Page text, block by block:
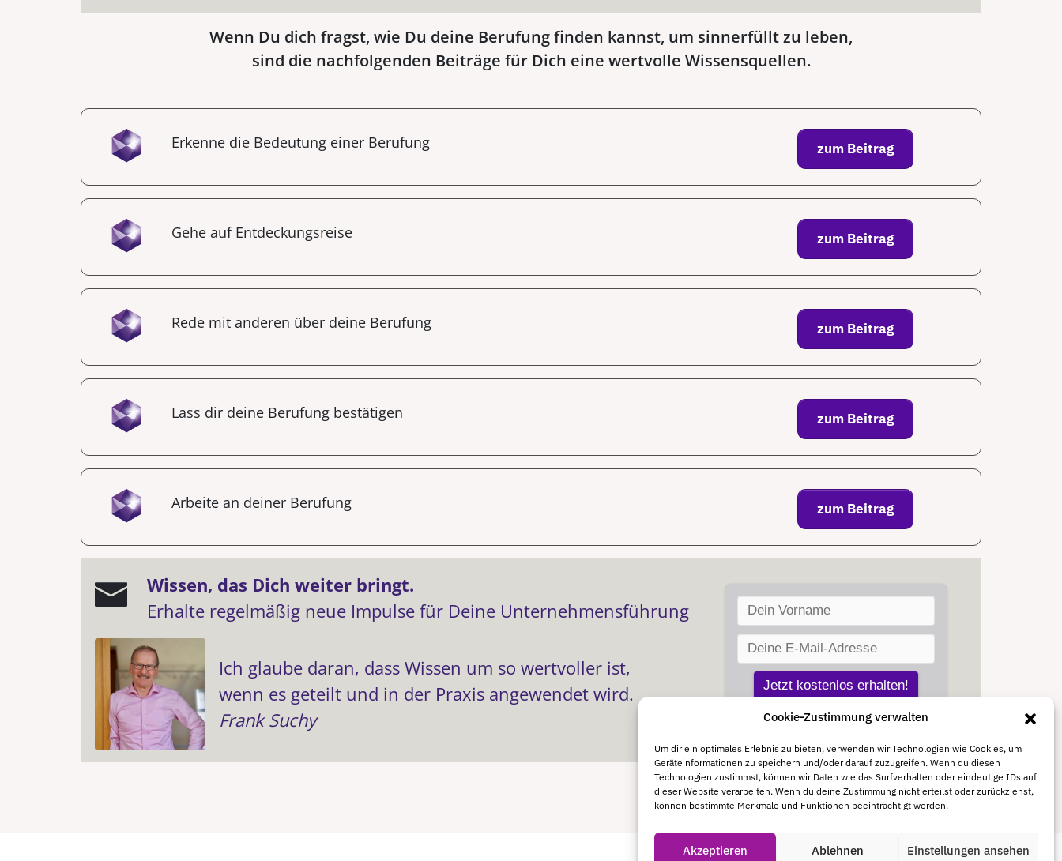
Cookie-Zustimmung verwalten
Um dir ein optimales Erlebnis zu bieten, verwenden wir Technologien wie Cookies, um
Geräteinformationen zu speichern und/oder darauf zuzugreifen. Wenn du diesen
Technologien zustimmst, können wir Daten wie das Surfverhalten oder eindeutige IDs auf
dieser Website verarbeiten. Wenn du deine Zustimmung nicht erteilst oder zurückziehst,
können bestimmte Merkmale und Funktionen beeinträchtigt werden.
Akzeptieren Ablehnen Einstellungen ansehen
Wenn Du dich fragst, wie Du deine Berufung finden kannst, um sinnerfüllt zu leben,
sind die nachfolgenden Beiträge für Dich eine wertvolle Wissensquellen.
Erkenne die Bedeutung einer Berufung zum Beitrag
Gehe auf Entdeckungsreise zum Beitrag
Rede mit anderen über deine Berufung zum Beitrag
Lass dir deine Berufung bestätigen zum Beitrag
Arbeite an deiner Berufung zum Beitrag
Wissen, das Dich weiter bringt.
Erhalte regelmäßig neue Impulse für Deine Unternehmensführung
Ich glaube daran, dass Wissen um so wertvoller ist,
wenn es geteilt und in der Praxis angewendet wird.
Frank Suchy